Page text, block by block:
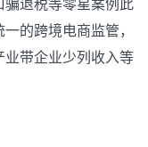
骗退税等零星案例此
的跨境电商监管，
业带企业少列收入等